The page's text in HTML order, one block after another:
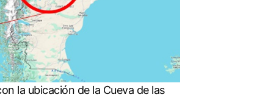
la ubicación de la Cueva de las